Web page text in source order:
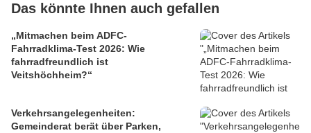
Das könnte Ihnen auch gefallen
„Mitmachen beim ADFC-
Fahrradklima-Test 2026: Wie
fahrradfreundlich ist
Veitshöchheim?“
Verkehrsangelegenheiten:
Gemeinderat berät über Parken,